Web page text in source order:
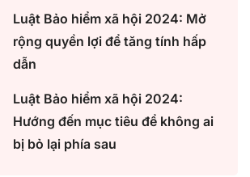
Luật Bảo hiểm xã hội 2024: Mở
rộng quyền lợi để tăng tính hấp
dẫn
Luật Bảo hiểm xã hội 2024:
Hướng đến mục tiêu để không ai
bị bỏ lại phía sau